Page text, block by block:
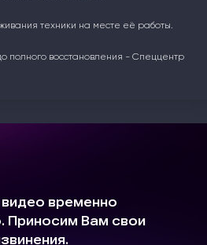
техники на месте её работы.
полного восстановления - Спеццентр